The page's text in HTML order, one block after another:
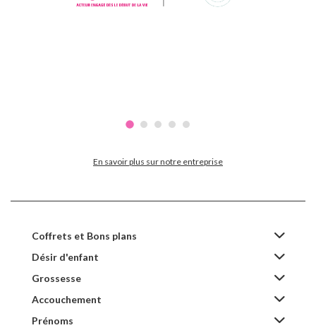
En savoir plus sur notre entreprise
Coffrets et Bons plans
Désir d'enfant
Grossesse
Accouchement
Prénoms